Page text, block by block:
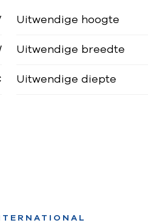
Uitwendige hoogte
Uitwendige breedte
Uitwendige diepte